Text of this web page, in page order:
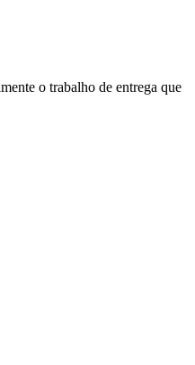
o trabalho de entrega que